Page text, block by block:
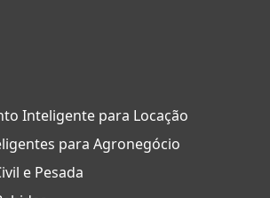
Inteligente para Locação
para Agronegócio
e Pesada